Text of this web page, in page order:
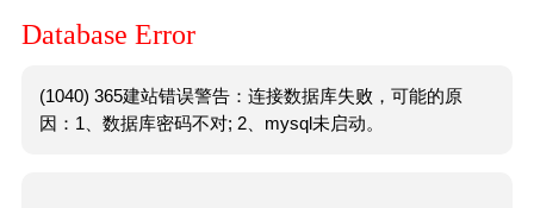
Database Error
(1040) 365建站错误警告：连接数据库失败，可能的原
因：1、数据库密码不对; 2、mysql未启动。